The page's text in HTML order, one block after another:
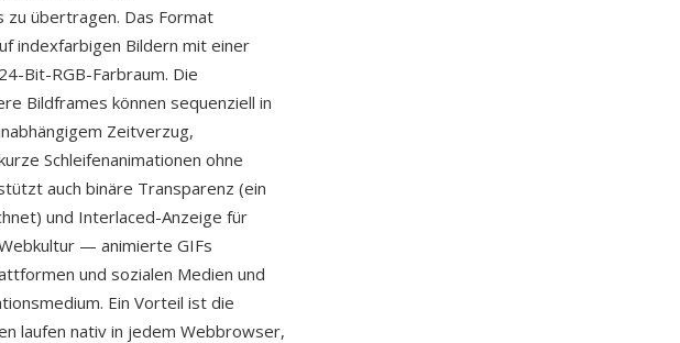
zu übertragen. Das Format
indexfarbigen Bildern mit einer
Bit-RGB-Farbraum. Die
Bildframes können sequenziell in
Zeitverzug,
Schleifenanimationen ohne
auch binäre Transparenz (ein
und Interlaced-Anzeige für
— animierte GIFs
und sozialen Medien und
Ein Vorteil ist die
laufen nativ in jedem Webbrowser,